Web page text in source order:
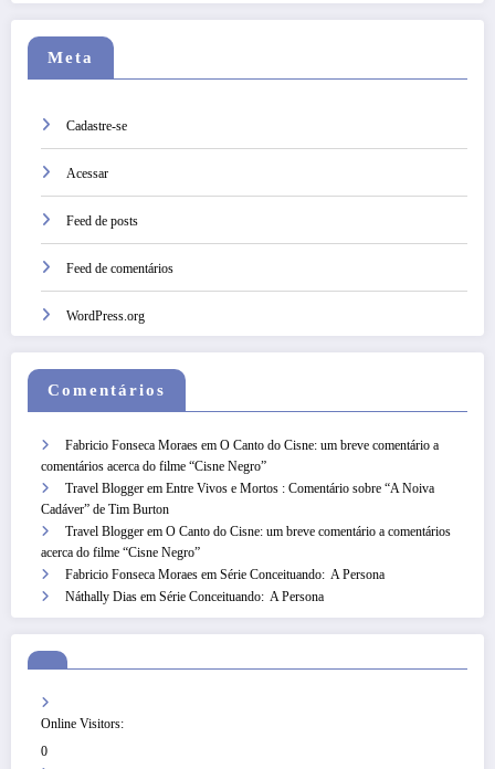
Meta
Cadastre-se
Acessar
Feed de posts
Feed de comentários
WordPress.org
Comentários
Fabricio Fonseca Moraes em O Canto do Cisne: um breve comentário a
comentários acerca do filme “Cisne Negro”
Travel Blogger em Entre Vivos e Mortos : Comentário sobre “A Noiva
Cadáver” de Tim Burton
Travel Blogger em O Canto do Cisne: um breve comentário a comentários
acerca do filme “Cisne Negro”
Fabricio Fonseca Moraes em Série Conceituando: A Persona
Náthally Dias em Série Conceituando: A Persona
Online Visitors:
0